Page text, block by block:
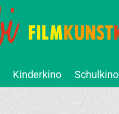
Kinderkino Schulkino